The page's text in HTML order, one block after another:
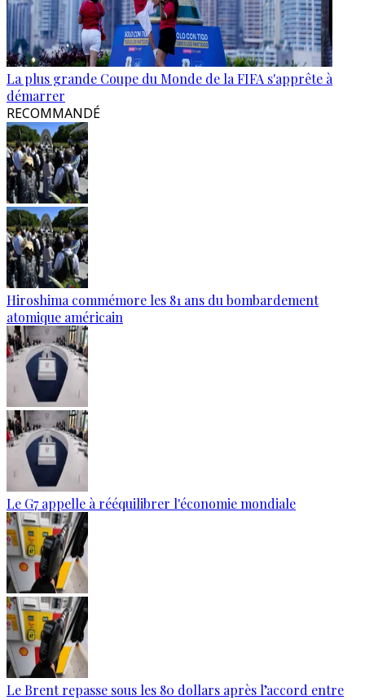
La plus grande Coupe du Monde de la FIFA s'apprête à
démarrer
RECOMMANDÉ
Hiroshima commémore les 81 ans du bombardement
atomique américain
Le G7 appelle à rééquilibrer l'économie mondiale
Le Brent repasse sous les 80 dollars après l’accord entre